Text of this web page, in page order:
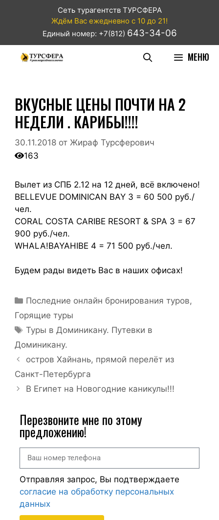
Сеть турагентств ТУРСФЕРА
Ждём Вас ежедневно с 10 до 21!
Единый номер: +7(812) 643-34-06
МЕНЮ
ВКУСНЫЕ ЦЕНЫ ПОЧТИ НА 2
НЕДЕЛИ . КАРИБЫ!!!!
30.11.2018 от Жираф Турсферович
163
Вылет из СПБ 2.12 на 12 дней, всё включено!
BELLEVUE DOMINICAN BAY 3 = 60 500 руб./
чел.
CORAL COSTA CARIBE RESORT & SPA 3 = 67
900 руб./чел.
WHALA!BAYAHIBE 4 = 71 500 руб./чел.
Будем рады видеть Вас в наших офисах!
Последние онлайн бронирования туров,
Горящие туры
Туры в Доминикану. Путевки в
Доминикану.
остров Хайнань, прямой перелёт из
Санкт-Петербурга
В Египет на Новогодние каникулы!!!
Перезвоните мне по этому
предложению!
Отправляя запрос, Вы подтверждаете
согласие на обработку персональных
данных